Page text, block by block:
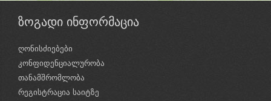
ზოგადი ინფორმაცია
ღონისძიებები
კონფიდენციალურობა
თანამშრომლობა
რეგისტრაცია საიტზე